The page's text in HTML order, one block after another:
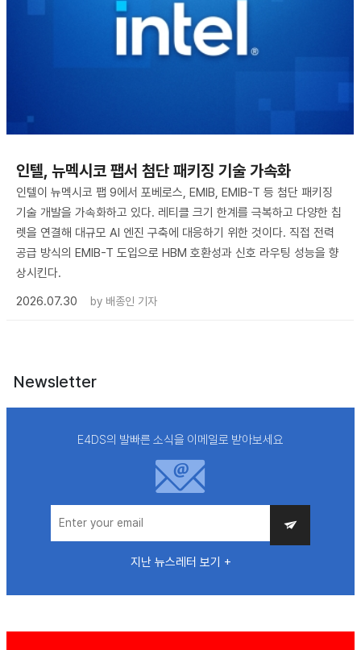
인텔, 뉴멕시코 팹서 첨단 패키징 기술 가속화
인텔이 뉴멕시코 팹 9에서 포베로스, EMIB, EMIB-T 등 첨단 패키징
기술 개발을 가속화하고 있다. 레티클 크기 한계를 극복하고 다양한 칩
렛을 연결해 대규모 AI 엔진 구축에 대응하기 위한 것이다. 직접 전력
공급 방식의 EMIB-T 도입으로 HBM 호환성과 신호 라우팅 성능을 향
상시킨다.
2026.07.30
by 배종인 기자
Newsletter
E4DS의 발빠른 소식을 이메일로 받아보세요
지난 뉴스레터 보기 +